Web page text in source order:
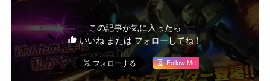
この記事が気に入ったら
いいね または フォローしてね！
Follow Me